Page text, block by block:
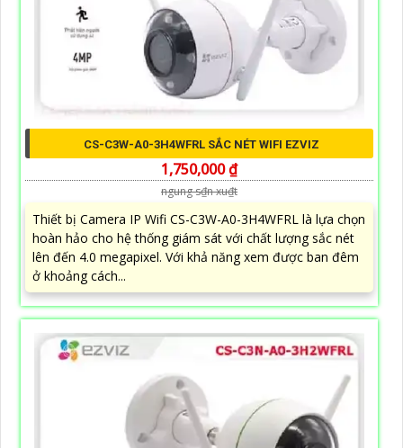
CS-C3W-A0-3H4WFRL SẮC NÉT WIFI EZVIZ
1,750,000 ₫
ngung s₫n xu₫t
Thiết bị Camera IP Wifi CS-C3W-A0-3H4WFRL là lựa chọn
hoàn hảo cho hệ thống giám sát với chất lượng sắc nét
lên đến 4.0 megapixel. Với khả năng xem được ban đêm
ở khoảng cách...